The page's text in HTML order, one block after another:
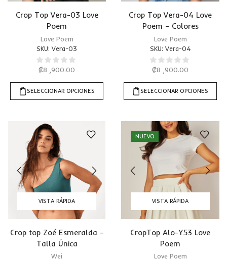
Crop Top Vera-03 Love
Poem
Love Poem
SKU: Vera-03
₡8 ,900.00
SELECCIONAR OPCIONES
Crop Top Vera-04 Love
Poem – Colores
Love Poem
SKU: Vera-04
₡8 ,900.00
SELECCIONAR OPCIONES
VISTA RÁPIDA
Crop top Zoé Esmeralda –
Talla Única
Wei
NUEVO
VISTA RÁPIDA
CropTop Alo-Y53 Love
Poem
Love Poem